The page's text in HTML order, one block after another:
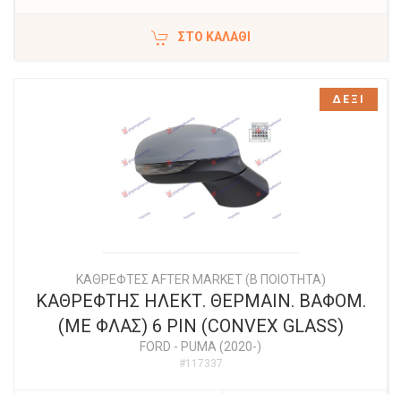
ΣΤΟ ΚΑΛΆΘΙ
ΚΑΘΡΕΦΤΕΣ AFTER MARKET (Β ΠΟΙΟΤΗΤΑ)
ΚΑΘΡΕΦΤΗΣ ΗΛΕΚΤ. ΘΕΡΜΑΙΝ. ΒΑΦΟΜ.
(ΜΕ ΦΛΑΣ) 6 PIN (CONVEX GLASS)
FORD - PUMA (2020-)
#117337
ΔΕΞΙ